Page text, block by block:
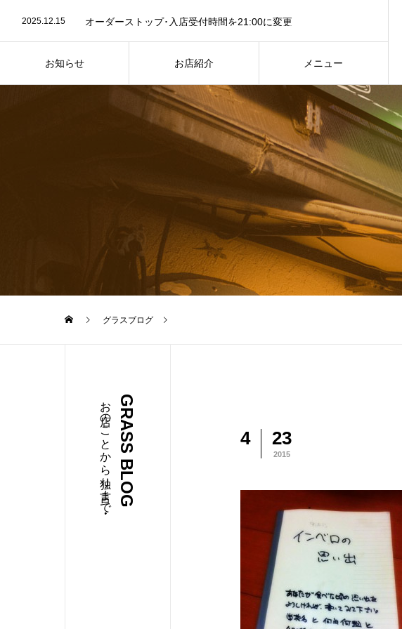
お知らせ お店紹介 メニュー
2023.07.26 お店紹介ページ写真を最新に差し替え
2025.12.15 オーダーストップ･入店受付時間を21:00に変更
グラスブログ
GRASS BLOG
お店のことから独り言まで・・・ 4 23
2015